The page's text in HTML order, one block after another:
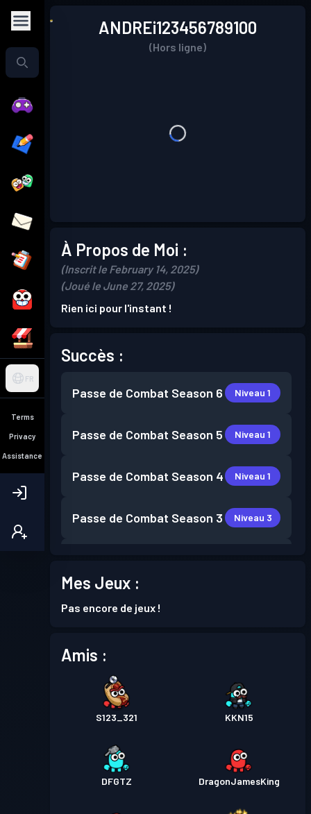
FR
Terms
Privacy
Assistance
ANDREi123456789100
(Hors ligne)
À Propos de Moi :
(Inscrit le February 14, 2025)
(Joué le June 27, 2025)
Rien ici pour l'instant !
Succès :
Passe de Combat Season 6 Niveau 1
Passe de Combat Season 5 Niveau 1
Passe de Combat Season 4 Niveau 1
Passe de Combat Season 3 Niveau 3
Mes Jeux :
Pas encore de jeux !
Amis :
S123_321 KKN15
DFGTZ DragonJamesKing